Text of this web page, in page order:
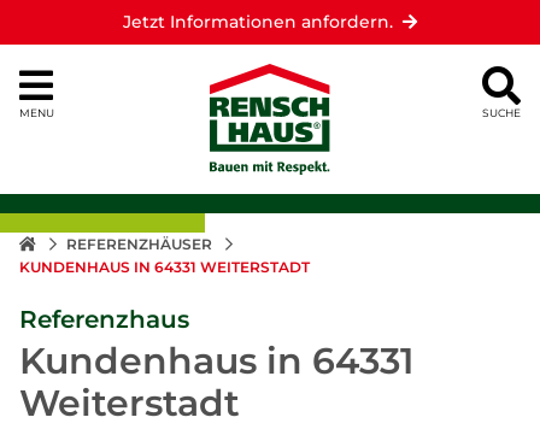
Jetzt Informationen anfordern.
MENU SUCHE
REFERENZHÄUSER
KUNDENHAUS IN 64331 WEITERSTADT
Referenzhaus
Kundenhaus in 64331
Weiterstadt